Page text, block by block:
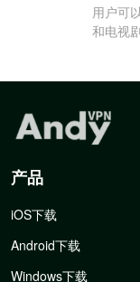
用户可
和电视剧
产品
iOS下载
Android下载
Windows下载